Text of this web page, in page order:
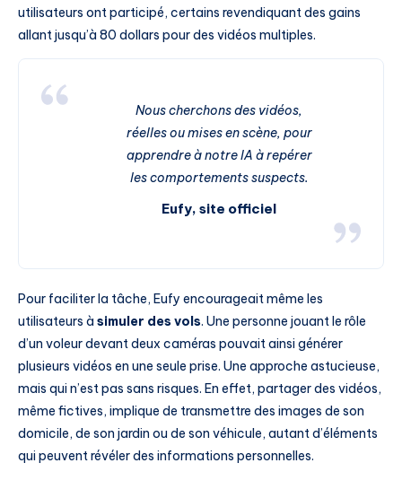
utilisateurs ont participé, certains revendiquant des gains
allant jusqu’à 80 dollars pour des vidéos multiples.
Nous cherchons des vidéos,
réelles ou mises en scène, pour
apprendre à notre IA à repérer
les comportements suspects.
Eufy, site officiel
Pour faciliter la tâche, Eufy encourageait même les
utilisateurs à simuler des vols. Une personne jouant le rôle
d’un voleur devant deux caméras pouvait ainsi générer
plusieurs vidéos en une seule prise. Une approche astucieuse,
mais qui n’est pas sans risques. En effet, partager des vidéos,
même fictives, implique de transmettre des images de son
domicile, de son jardin ou de son véhicule, autant d’éléments
qui peuvent révéler des informations personnelles.